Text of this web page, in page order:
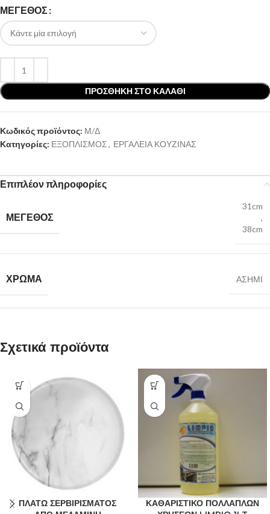
ΜΕΓΕΘΟΣ
ΠΡΟΣΘΉΚΗ ΣΤΟ ΚΑΛΆΘΙ
Κωδικός προϊόντος: Μ/Δ
Κατηγορίες: ΕΞΟΠΛΙΣΜΟΣ, ΕΡΓΑΛΕΙΑ ΚΟΥΖΙΝΑΣ
Επιπλέον πληροφορίες
ΜΕΓΕΘΟΣ
31cm
,
38cm
ΧΡΩΜΑ ΑΣΗΜΙ
Σχετικά προϊόντα
ΠΛΑΤΩ ΣΕΡΒΙΡΙΣΜΑΤΟΣ
ΚΑΘΑΡΙΣΤΙΚΟ ΠΟΛΛΑΠΛΩΝ